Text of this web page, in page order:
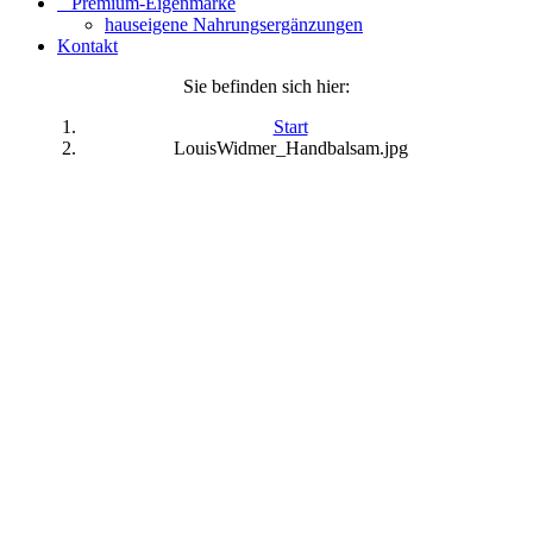
hauseigene Nahrungsergänzungen
Kontakt
Sie befinden sich hier:
Start
LouisWidmer_Handbalsam.jpg